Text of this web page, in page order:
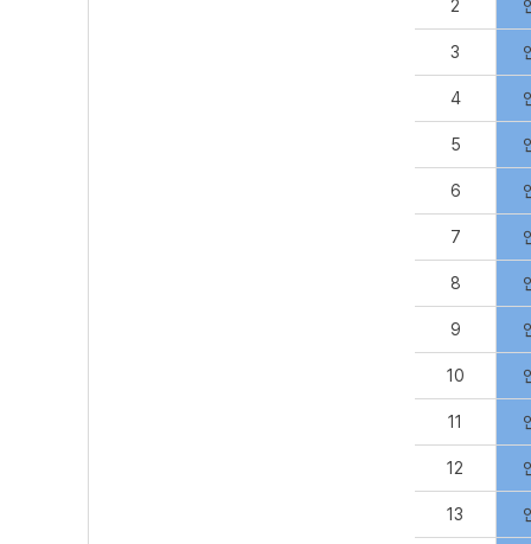
2
3
4
5
6
7
8
9
10
11
12
13